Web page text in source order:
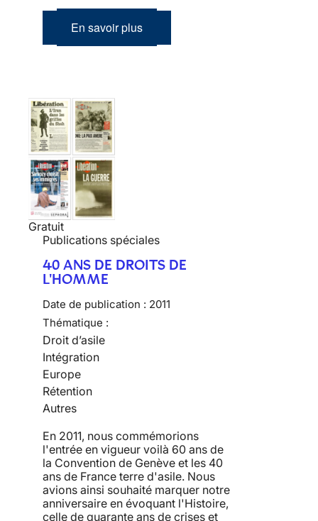
En savoir plus
Gratuit
Publications spéciales
40 ANS DE DROITS DE
L'HOMME
Date de publication : 2011
Thématique :
Droit d’asile
Intégration
Europe
Rétention
Autres
En 2011, nous commémorions
l'entrée en vigueur voilà 60 ans de
la Convention de Genève et les 40
ans de France terre d'asile. Nous
avions ainsi souhaité marquer notre
anniversaire en évoquant l'Histoire,
celle de quarante ans de crises et